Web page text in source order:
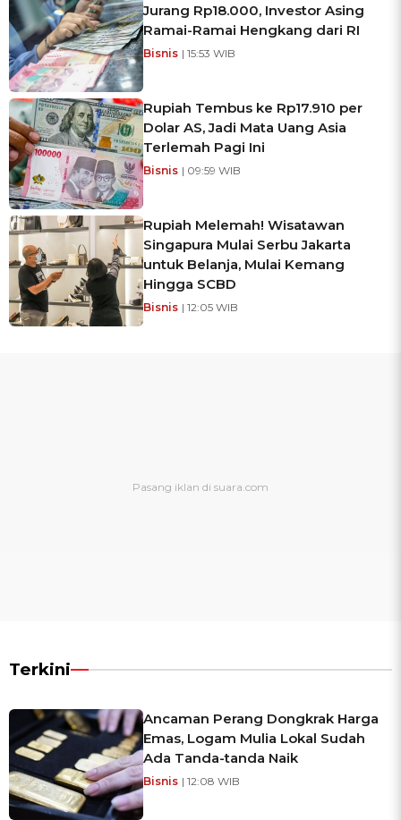
Jurang Rp18.000, Investor Asing
Ramai-Ramai Hengkang dari RI
Bisnis | 15:53 WIB
Rupiah Tembus ke Rp17.910 per
Dolar AS, Jadi Mata Uang Asia
Terlemah Pagi Ini
Bisnis | 09:59 WIB
Rupiah Melemah! Wisatawan
Singapura Mulai Serbu Jakarta
untuk Belanja, Mulai Kemang
Hingga SCBD
Bisnis | 12:05 WIB
Terkini
Ancaman Perang Dongkrak Harga
Emas, Logam Mulia Lokal Sudah
Ada Tanda-tanda Naik
Bisnis | 12:08 WIB